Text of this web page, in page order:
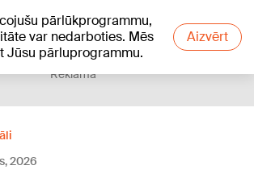
pārlūkprogrammu,
var nedarboties. Mēs
Jūsu pārluprogrammu.
Aizvērt
°C
Reklāma
2026